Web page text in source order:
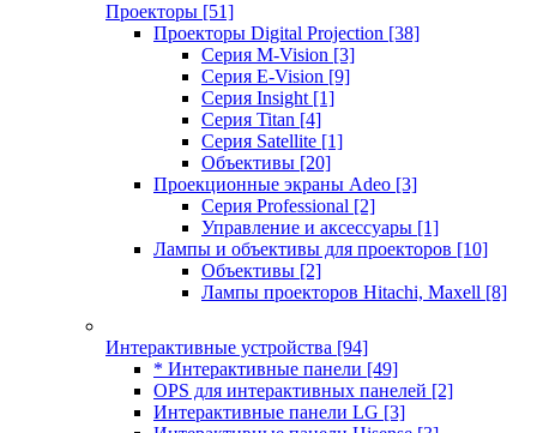
Проекторы [51]
Проекторы Digital Projection [38]
Серия M-Vision [3]
Серия E-Vision [9]
Серия Insight [1]
Серия Titan [4]
Серия Satellite [1]
Объективы [20]
Проекционные экраны Adeo [3]
Серия Professional [2]
Управление и аксессуары [1]
Лампы и объективы для проекторов [10]
Объективы [2]
Лампы проекторов Hitachi, Maxell [8]
Интерактивные устройства [94]
* Интерактивные панели [49]
OPS для интерактивных панелей [2]
Интерактивные панели LG [3]